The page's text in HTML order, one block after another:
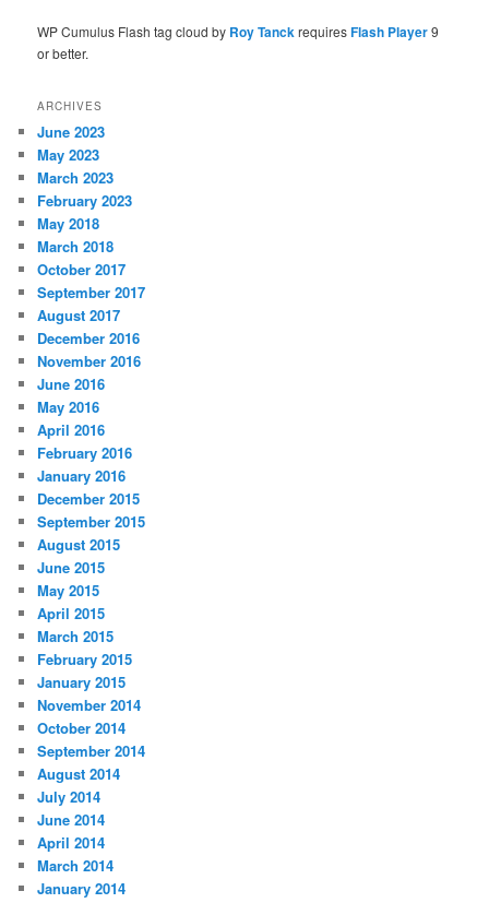
WP Cumulus Flash tag cloud by Roy TanckrequiresFlash Player9
or better.
ARCHIVES
June 2023
May 2023
March 2023
February 2023
May 2018
March 2018
October 2017
September 2017
August 2017
December 2016
November 2016
June 2016
May 2016
April 2016
February 2016
January 2016
December 2015
September 2015
August 2015
June 2015
May 2015
April 2015
March 2015
February 2015
January 2015
November 2014
October 2014
September 2014
August 2014
July 2014
June 2014
April 2014
March 2014
January 2014